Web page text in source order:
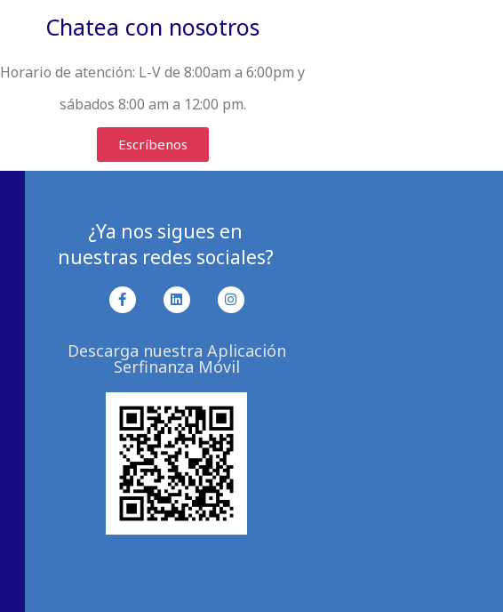
Chatea con nosotros
Horario de atención: L-V de 8:00am a 6:00pm y
sábados 8:00 am a 12:00 pm.
Escríbenos
¿Ya nos sigues en
nuestras redes sociales?
F
a
b
o
k
-
f
L
i
k
e
d
n
I
n
t
a
g
a
m
Descarga nuestra Aplicación
Serfinanza Móvil